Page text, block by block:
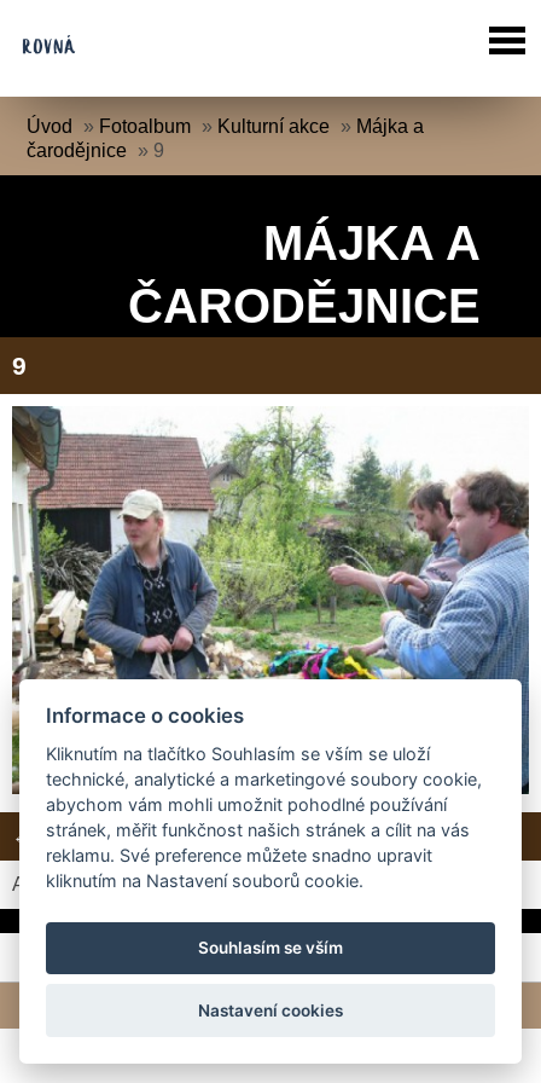
Úvod » Fotoalbum » Kulturní akce » Májka a
čarodějnice » 9
MÁJKA A
ČARODĚJNICE
9
← Předchozí Další → Zpět do složky
Automatické procházení: 3|4|5| 6|7(čas ve vteřinách)
© 2026 eStránky.cz | Tvorba webových stránek
Informace o cookies
Kliknutím na tlačítko Souhlasím se vším se uloží
technické, analytické a marketingové soubory cookie,
abychom vám mohli umožnit pohodlné používání
stránek, měřit funkčnost našich stránek a cílit na vás
reklamu. Své preference můžete snadno upravit
kliknutím na Nastavení souborů cookie.
Souhlasím se vším
Nastavení cookies